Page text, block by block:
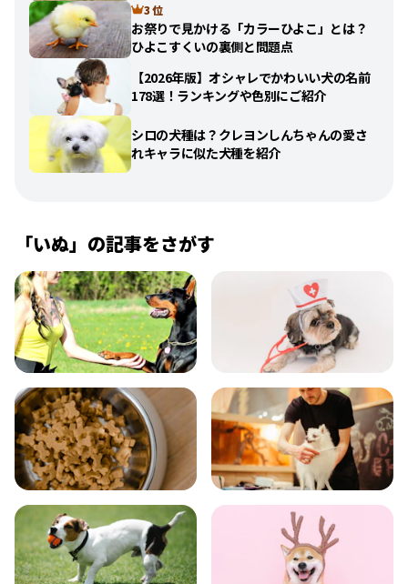
3 位
お祭りで見かける「カラーひよこ」とは？
ひよこすくいの裏側と問題点
【2026年版】オシャレでかわいい犬の名前
178選！ランキングや色別にご紹介
シロの犬種は？クレヨンしんちゃんの愛さ
れキャラに似た犬種を紹介
「いぬ」の記事をさがす
飼い方 健康
食事 お手入れ